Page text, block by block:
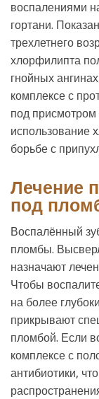
воспалениями
гортани.
трехлетнего
хлорфилипта
гнойных
комплексе с
под присмотром
использование
борьбе с
Лечение
под
Воспалённый
пломбы.
назначают
Чтобы
на более
прикрывают
пломбой. Если
комплексе с
антибиотики,